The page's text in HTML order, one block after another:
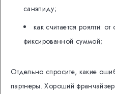
санэпиду;
как считается роялти:
фиксированной суммой;
Отдельно спросите, какие
партнеры. Хороший